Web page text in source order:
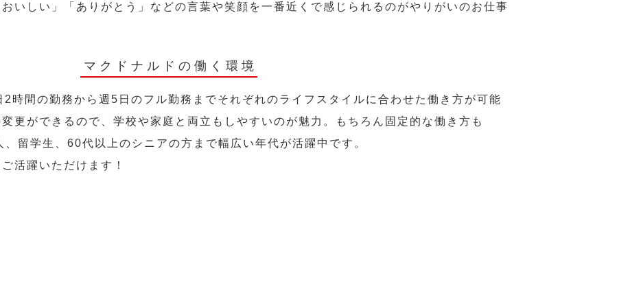
いしい」「ありがとう」などの言葉や笑顔を一番近くで感じられるのがやりがいのお仕事
マクドナルドの働く環境
時間の勤務から週5日のフル勤務までそれぞれのライフスタイルに合わせた働き方が可能
更ができるので、学校や家庭と両立もしやすいのが魅力。もちろん固定的な働き方も
留学生、60代以上のシニアの方まで幅広い年代が活躍中です。
活躍いただけます！